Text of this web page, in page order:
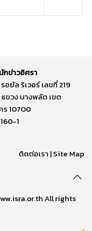
กข่าวอิศรา
อยัล ริเวอร์ เลขที่ 219
ขวง บางพลัด เขต
ร 10700
1
ติดต่อเรา |Site Map
All rights